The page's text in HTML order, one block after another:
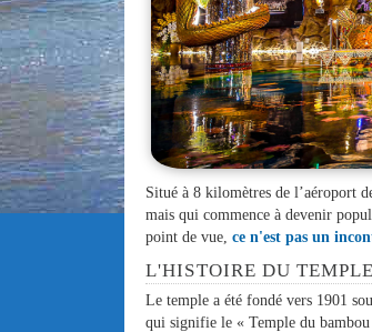
Situé à 8 kilomètres de l’aéroport
mais qui commence à devenir
point de vue,ce n'est pas un
L'HISTOIRE DU TEMPLE
Le temple a été fondé vers 1901
qui signifie le « Temple du